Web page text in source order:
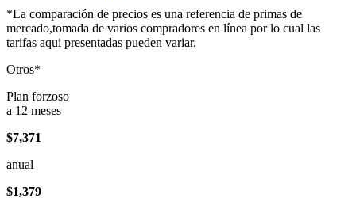
*La comparación de precios es una referencia de primas de
mercado,tomada de varios compradores en línea por lo cual las
tarifas aqui presentadas pueden variar.
Otros*
Plan forzoso
a 12 meses
$7,371
anual
$1,379